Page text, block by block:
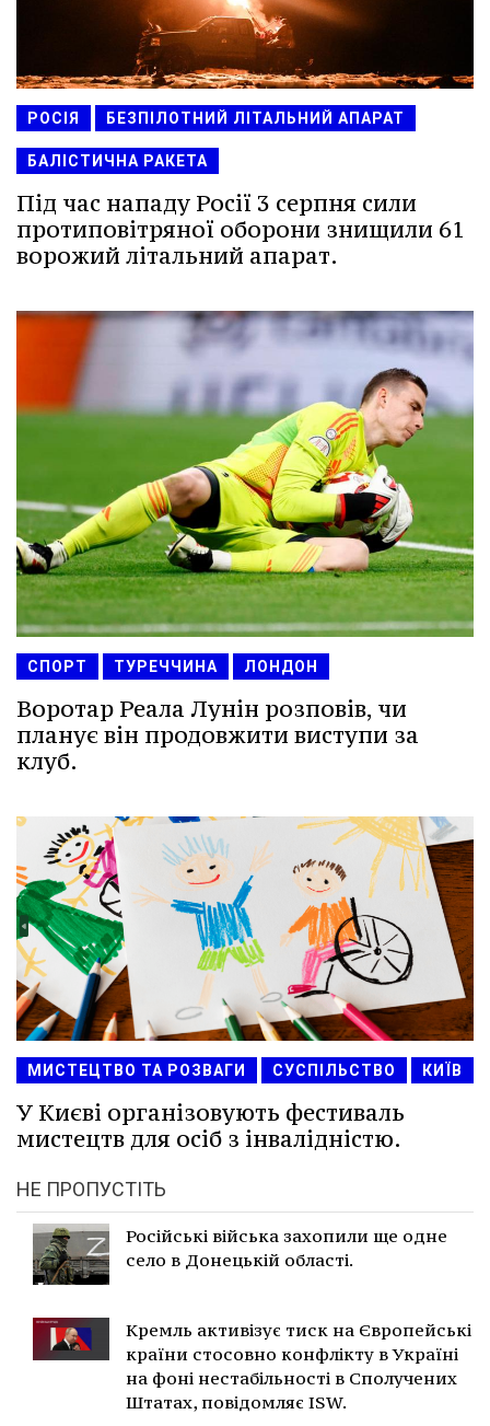
РОСІЯ БЕЗПІЛОТНИЙ ЛІТАЛЬНИЙ АПАРАТ
БАЛІСТИЧНА РАКЕТА
Під час нападу Росії 3 серпня сили
протиповітряної оборони знищили 61
ворожий літальний апарат.
СПОРТ ТУРЕЧЧИНА ЛОНДОН
Воротар Реала Лунін розповів, чи
планує він продовжити виступи за
клуб.
МИСТЕЦТВО ТА РОЗВАГИ СУСПІЛЬСТВО КИЇВ
У Києві організовують фестиваль
мистецтв для осіб з інвалідністю.
НЕ ПРОПУСТІТЬ
Російські війська захопили ще одне
село в Донецькій області.
Кремль активізує тиск на Європейські
країни стосовно конфлікту в Україні
на фоні нестабільності в Сполучених
Штатах, повідомляє ISW.